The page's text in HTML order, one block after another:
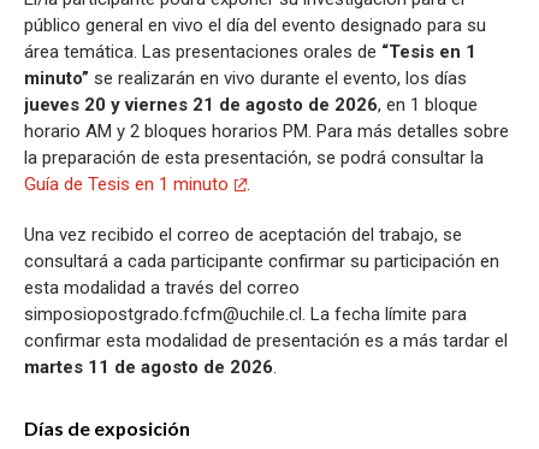
público general en vivo el día del evento designado para su
área temática. Las presentaciones orales de “Tesis en 1
minuto” se realizarán en vivo durante el evento, los días
jueves 20 y viernes 21 de agosto de 2026, en 1 bloque
horario AM y 2 bloques horarios PM. Para más detalles sobre
la preparación de esta presentación, se podrá consultar la
Guía de Tesis en 1 minuto
.
Una vez recibido el correo de aceptación del trabajo, se
consultará a cada participante confirmar su participación en
esta modalidad a través del correo
simposiopostgrado.fcfm@uchile.cl. La fecha límite para
confirmar esta modalidad de presentación es a más tardar el
martes 11 de agosto de 2026.
Días de exposición